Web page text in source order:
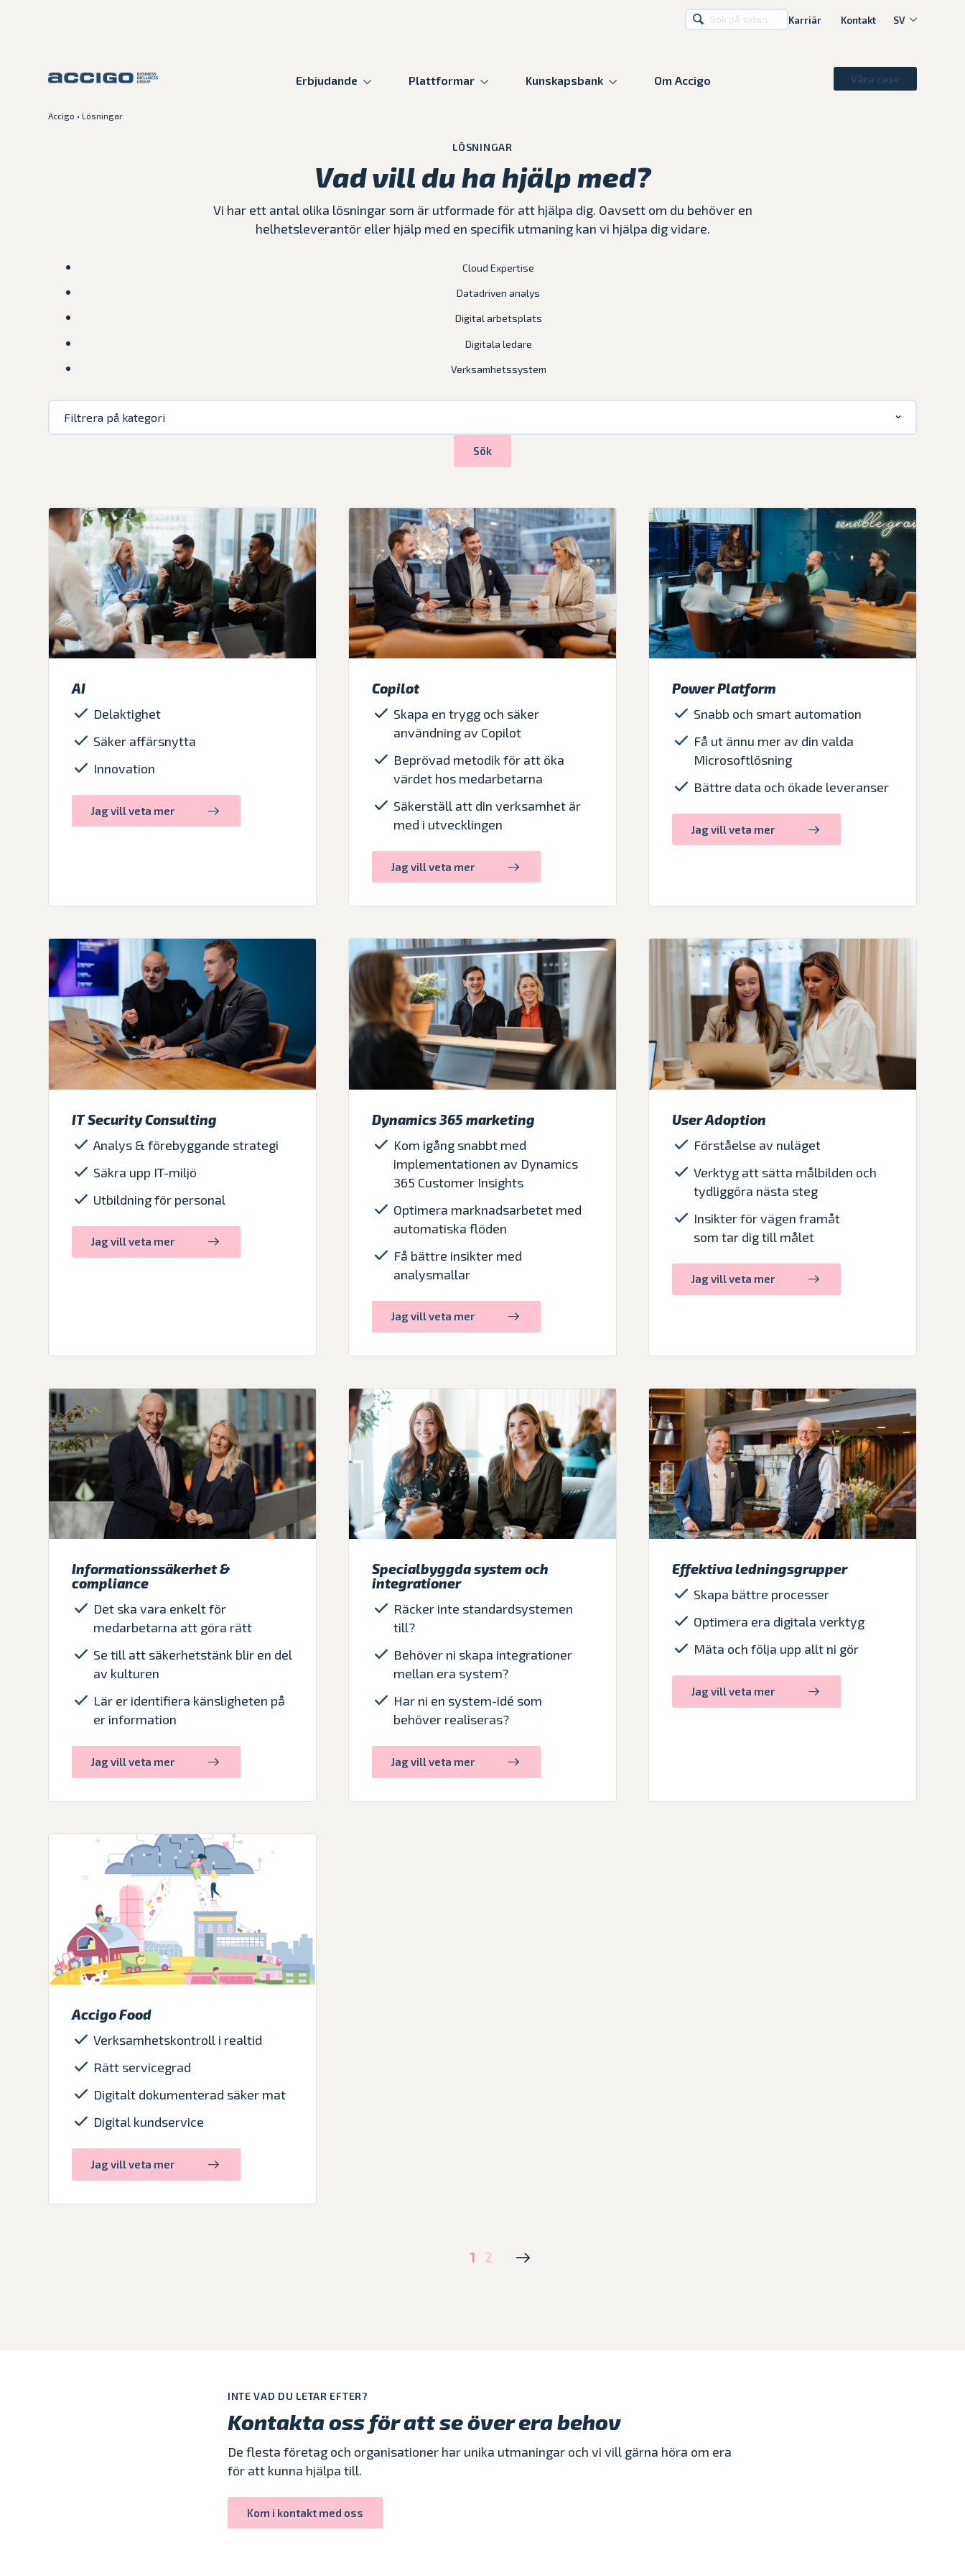
Karriär Kontakt SV
Erbjudande Plattformar Kunskapsbank Om Accigo Våra case
Karriär
Våra case
Accigo •Lösningar
LÖSNINGAR
Vad vill du ha hjälp med?
Vi har ett antal olika lösningar som är utformade för att hjälpa dig. Oavsett om du behöver en
helhetsleverantör eller hjälp med en specifik utmaning kan vi hjälpa dig vidare.
Cloud Expertise
Datadriven analys
Digital arbetsplats
Digitala ledare
Verksamhetssystem
Sök
AI
Delaktighet
Säker affärsnytta
Innovation
Jag vill veta mer
Copilot
Skapa en trygg och säker
användning av Copilot
Beprövad metodik för att öka
värdet hos medarbetarna
Säkerställ att din verksamhet är
med i utvecklingen
Jag vill veta mer
Power Platform
Snabb och smart automation
Få ut ännu mer av din valda
Microsoftlösning
Bättre data och ökade leveranser
Jag vill veta mer
IT Security Consulting
Analys & förebyggande strategi
Säkra upp IT-miljö
Utbildning för personal
Jag vill veta mer
Dynamics 365 marketing
Kom igång snabbt med
implementationen av Dynamics
365 Customer Insights
Optimera marknadsarbetet med
automatiska flöden
Få bättre insikter med
analysmallar
Jag vill veta mer
User Adoption
Förståelse av nuläget
Verktyg att sätta målbilden och
tydliggöra nästa steg
Insikter för vägen framåt
som tar dig till målet
Jag vill veta mer
Informationssäkerhet &
compliance
Det ska vara enkelt för
medarbetarna att göra rätt
Se till att säkerhetstänk blir en del
av kulturen
Lär er identifiera känsligheten på
er information
Jag vill veta mer
Specialbyggda system och
integrationer
Räcker inte standardsystemen
till?
Behöver ni skapa integrationer
mellan era system?
Har ni en system-idé som
behöver realiseras?
Jag vill veta mer
Effektiva ledningsgrupper
Skapa bättre processer
Optimera era digitala verktyg
Mäta och följa upp allt ni gör
Jag vill veta mer
Accigo Food
Verksamhetskontroll i realtid
Rätt servicegrad
Digitalt dokumenterad säker mat
Digital kundservice
Jag vill veta mer
1 2
INTE VAD DU LETAR EFTER?
Kontakta oss för att se över era behov
De flesta företag och organisationer har unika utmaningar och vi vill gärna höra om era
för att kunna hjälpa till.
Kom i kontakt med oss